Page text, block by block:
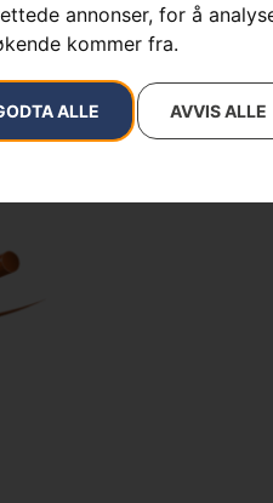
annonser, for å
kommer fra.
ALLE AVVIS ALLE